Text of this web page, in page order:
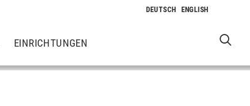
EINRICHTUNGEN